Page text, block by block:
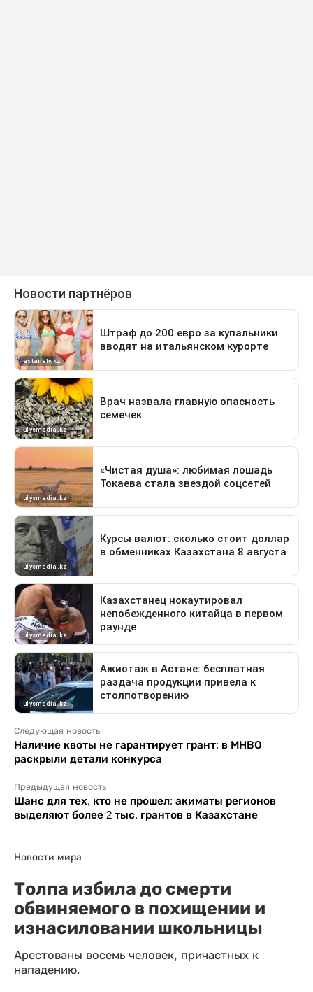
Следующая новость
Наличие квоты не гарантирует грант: в МНВО
раскрыли детали конкурса
Предыдущая новость
Шанс для тех, кто не прошел: акиматы регионов
выделяют более 2 тыс. грантов в Казахстане
Новости мира
Толпа избила до смерти
обвиняемого в похищении и
изнасиловании школьницы
Арестованы восемь человек, причастных к
нападению.